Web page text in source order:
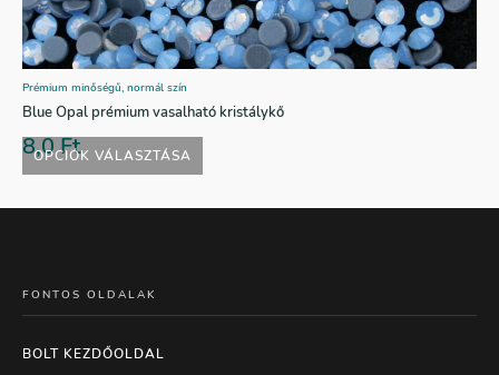
OPCIÓK VÁLASZTÁSA
Prémium minőségű, normál szín
Blue Opal prémium vasalható kristálykő
8,0Ft
FONTOS OLDALAK
BOLT KEZDŐOLDAL